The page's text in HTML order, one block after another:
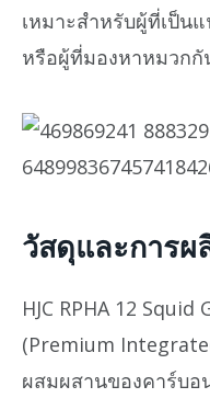
เหมาะสำหรับผู้ที่เป็น
หรือผู้ที่มองหาหมวก
วัสดุและการผ
HJC RPHA 12
(Premium
ผสมผสานของคาร์บอ